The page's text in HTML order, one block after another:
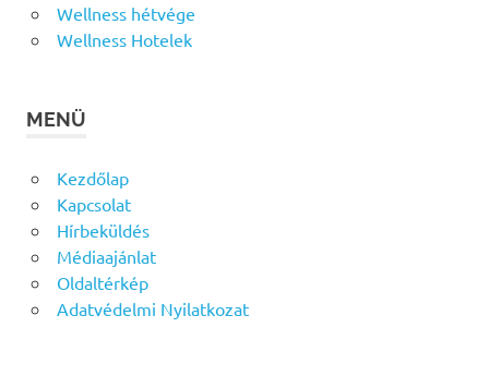
Wellness hétvége
Wellness Hotelek
MENÜ
Kezdőlap
Kapcsolat
Hírbeküldés
Médiaajánlat
Oldaltérkép
Adatvédelmi Nyilatkozat